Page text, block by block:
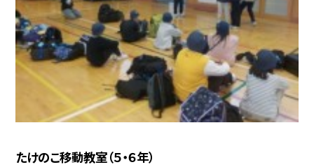
たけのこ移動教室（５・６年）